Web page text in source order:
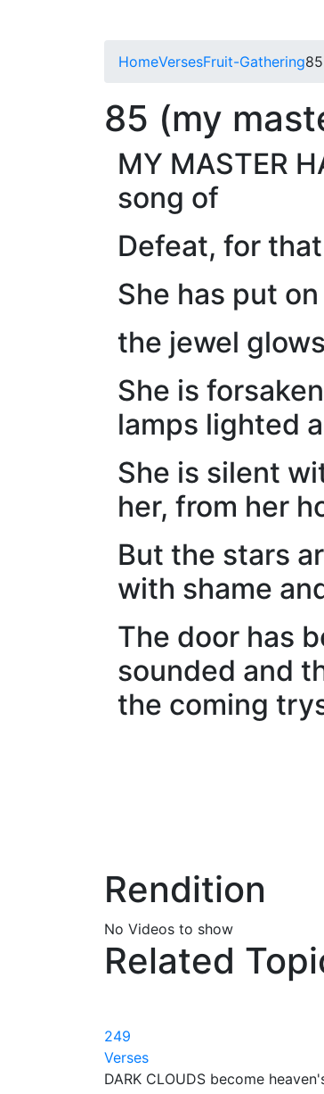
HomeVersesFruit-Gathering85
85 (my
MY MASTER
song of
Defeat, for
She has put
the jewel
She is
lamps lighted
She is silent
her, from her
But the stars
with shame
The door has
sounded and
the coming
Rendition
No Videos to show
Related
249
Verses
DARK CLOUDS become